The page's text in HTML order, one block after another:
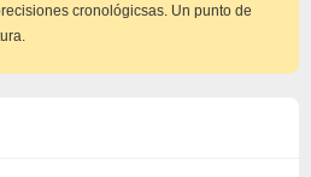
cronológicsas. Un punto de